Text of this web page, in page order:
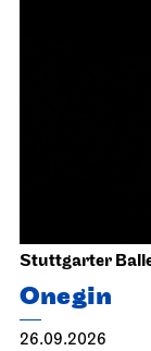
Stuttgarter
Onegin
26.09.2026